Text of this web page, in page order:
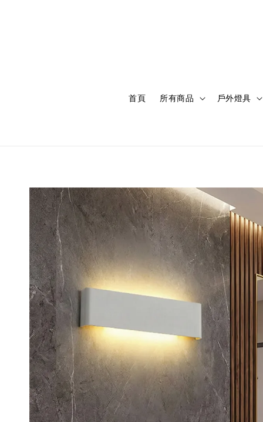
首頁 所有商品 戶外燈具